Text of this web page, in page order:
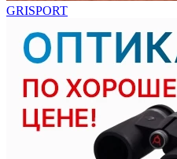
GRISPORT